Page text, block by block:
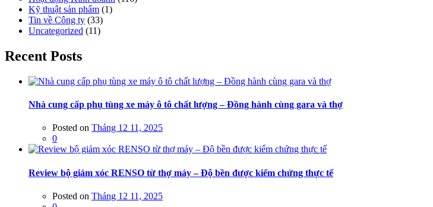
Kỹ thuật sản phẩm (1)
Tin về Công ty (33)
Uncategorized (11)
Recent Posts
Nhà cung cấp phụ tùng xe máy ô tô chất lượng – Đồng hành cùng gara và thợ
Posted on Tháng 12 11, 2025
0
Review bộ giảm xóc RENSO từ thợ máy – Độ bền được kiểm chứng thực tế
Posted on Tháng 12 11, 2025